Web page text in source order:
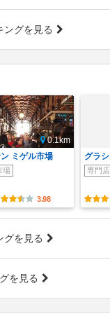
ングを見る
0.1km
ミゲル市場
場
3.98
グラ
専門店
グを見る
を見る